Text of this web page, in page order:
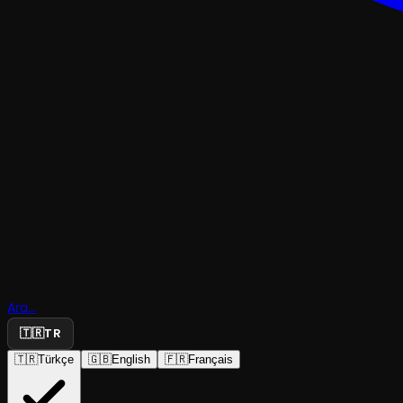
Ara...
🇹🇷TR
🇹🇷Türkçe 🇬🇧English 🇫🇷Français
Sabıkalı